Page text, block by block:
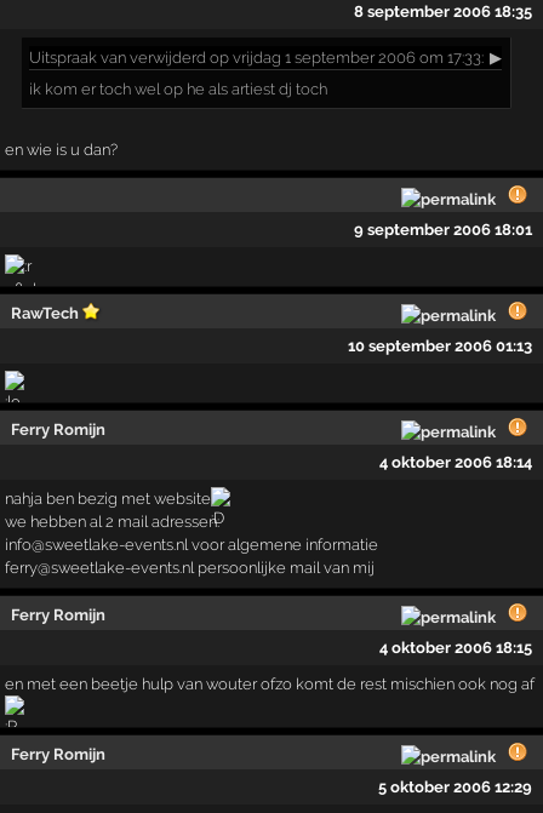
8 september 2006 18:35
Uitspraak van verwijderd op vrijdag 1 september 2006 om 17:33: ▶
ik kom er toch wel op he als artiest dj toch
en wie is u dan?
9 september 2006 18:01
RawTech
10 september 2006 01:13
Ferry Romijn
4 oktober 2006 18:14
nahja ben bezig met website
we hebben al 2 mail adressen:
info@sweetlake-events.nl voor algemene informatie
ferry@sweetlake-events.nl persoonlijke mail van mij
Ferry Romijn
4 oktober 2006 18:15
en met een beetje hulp van wouter ofzo komt de rest mischien ook nog af
Ferry Romijn
5 oktober 2006 12:29